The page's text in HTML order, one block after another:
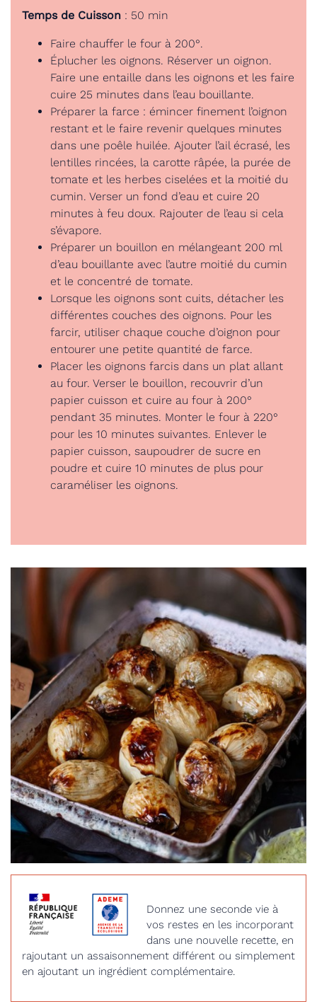
Temps de Cuisson : 50 min
Faire chauffer le four à 200°.
Éplucher les oignons. Réserver un oignon.
Faire une entaille dans les oignons et les faire
cuire 25 minutes dans l’eau bouillante.
Préparer la farce : émincer finement l’oignon
restant et le faire revenir quelques minutes
dans une poêle huilée. Ajouter l’ail écrasé, les
lentilles rincées, la carotte râpée, la purée de
tomate et les herbes ciselées et la moitié du
cumin. Verser un fond d’eau et cuire 20
minutes à feu doux. Rajouter de l’eau si cela
s’évapore.
Préparer un bouillon en mélangeant 200 ml
d’eau bouillante avec l’autre moitié du cumin
et le concentré de tomate.
Lorsque les oignons sont cuits, détacher les
différentes couches des oignons. Pour les
farcir, utiliser chaque couche d’oignon pour
entourer une petite quantité de farce.
Placer les oignons farcis dans un plat allant
au four. Verser le bouillon, recouvrir d’un
papier cuisson et cuire au four à 200°
pendant 35 minutes. Monter le four à 220°
pour les 10 minutes suivantes. Enlever le
papier cuisson, saupoudrer de sucre en
poudre et cuire 10 minutes de plus pour
caraméliser les oignons.
Donnez une seconde vie à
vos restes en les incorporant
dans une nouvelle recette, en
rajoutant un assaisonnement différent ou simplement
en ajoutant un ingrédient complémentaire.